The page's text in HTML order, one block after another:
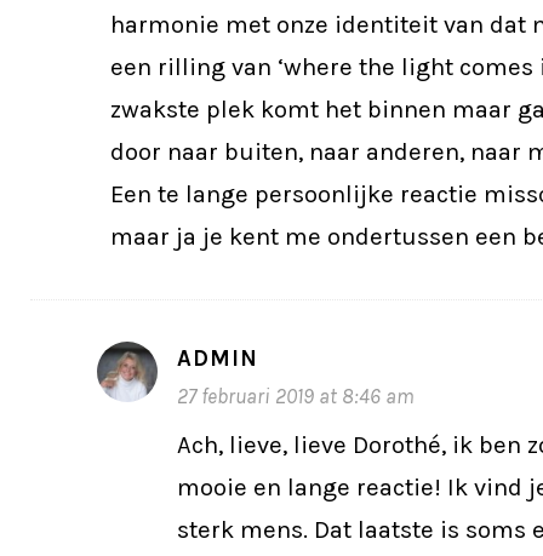
harmonie met onze identiteit van dat
een rilling van ‘where the light comes
zwakste plek komt het binnen maar
door naar buiten, naar anderen, naar
Een te lange persoonlijke reactie
maar ja je kent me ondertussen een
ADMIN
27 februari 2019 at 8:46 am
Ach, lieve, lieve Dorothé, ik ben
mooie en lange reactie! Ik vind
sterk mens. Dat laatste is soms